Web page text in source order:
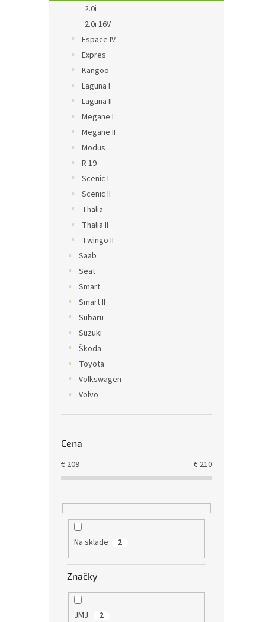
2.0i
2.0i 16V
Espace IV
Expres
Kangoo
Laguna I
Laguna II
Megane I
Megane II
Modus
R 19
Scenic I
Scenic II
Thalia
Thalia II
Twingo II
Saab
Seat
Smart
Smart II
Subaru
Suzuki
Škoda
Toyota
Volkswagen
Volvo
Cena
€ 209 € 210
Na sklade 2
Značky
JMJ 2